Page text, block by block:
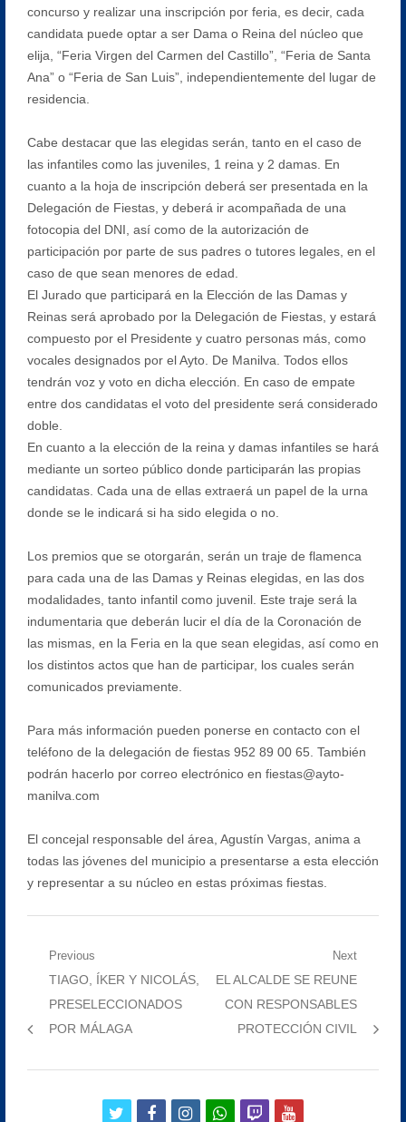
concurso y realizar una inscripción por feria, es decir, cada
candidata puede optar a ser Dama o Reina del núcleo que
elija, “Feria Virgen del Carmen del Castillo”, “Feria de Santa
Ana” o “Feria de San Luis”, independientemente del lugar de
residencia.
Cabe destacar que las elegidas serán, tanto en el caso de
las infantiles como las juveniles, 1 reina y 2 damas. En
cuanto a la hoja de inscripción deberá ser presentada en la
Delegación de Fiestas, y deberá ir acompañada de una
fotocopia del DNI, así como de la autorización de
participación por parte de sus padres o tutores legales, en el
caso de que sean menores de edad.
El Jurado que participará en la Elección de las Damas y
Reinas será aprobado por la Delegación de Fiestas, y estará
compuesto por el Presidente y cuatro personas más, como
vocales designados por el Ayto. De Manilva. Todos ellos
tendrán voz y voto en dicha elección. En caso de empate
entre dos candidatas el voto del presidente será considerado
doble.
En cuanto a la elección de la reina y damas infantiles se hará
mediante un sorteo público donde participarán las propias
candidatas. Cada una de ellas extraerá un papel de la urna
donde se le indicará si ha sido elegida o no.
Los premios que se otorgarán, serán un traje de flamenca
para cada una de las Damas y Reinas elegidas, en las dos
modalidades, tanto infantil como juvenil. Este traje será la
indumentaria que deberán lucir el día de la Coronación de
las mismas, en la Feria en la que sean elegidas, así como en
los distintos actos que han de participar, los cuales serán
comunicados previamente.
Para más información pueden ponerse en contacto con el
teléfono de la delegación de fiestas 952 89 00 65. También
podrán hacerlo por correo electrónico en fiestas@ayto-
manilva.com
El concejal responsable del área, Agustín Vargas, anima a
todas las jóvenes del municipio a presentarse a esta elección
y representar a su núcleo en estas próximas fiestas.
Navegación
entradas
Previous
Previous
post:
TIAGO, ÍKER Y NICOLÁS,
PRESELECCIONADOS
POR MÁLAGA
Next
Next
post:
EL ALCALDE SE REUNE
CON RESPONSABLES
PROTECCIÓN CIVIL
twitterfacebookinstagramwhatsapp
twitchyoutube